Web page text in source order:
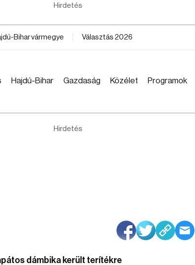
Hirdetés
Bihar vármegye Választás 2026
Hajdú-Bihar Gazdaság Közélet Programok
Hirdetés
dámbika került terítékre